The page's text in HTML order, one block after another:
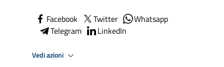
Facebook Twitter
Whatsapp
Telegram
LinkedIn
Vedi azioni